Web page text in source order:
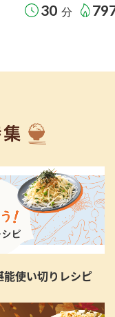
30 分
能使い切りレシピ